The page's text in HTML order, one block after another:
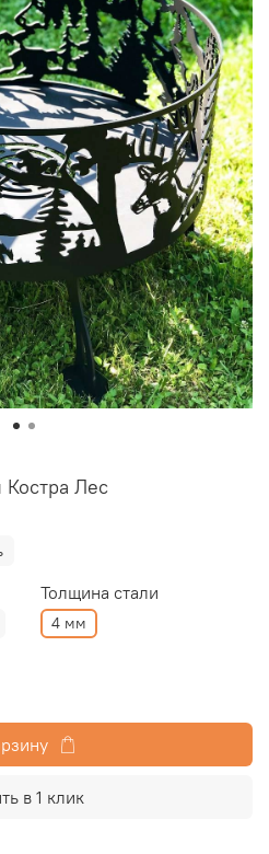
Лес
Толщина стали
4 мм
в 1 клик